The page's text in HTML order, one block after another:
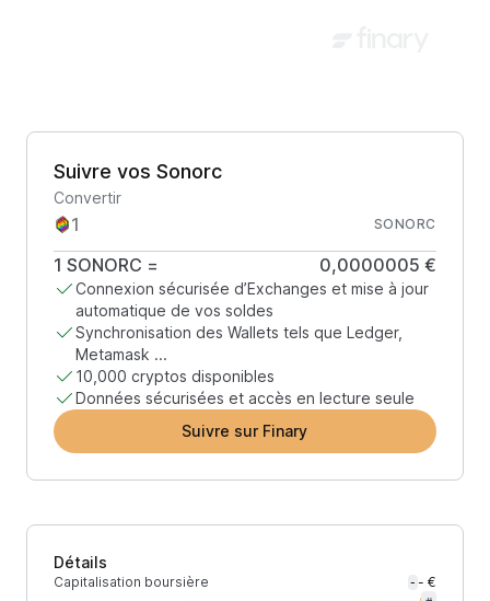
Suivre vos Sonorc
Convertir
SONORC
1 SONORC = 0,0000005 €
Connexion sécurisée d’Exchanges et mise à jour
automatique de vos soldes
Synchronisation des Wallets tels que Ledger,
Metamask ...
10,000 cryptos disponibles
Données sécurisées et accès en lecture seule
Suivre sur Finary
Détails
Capitalisation boursière - - €